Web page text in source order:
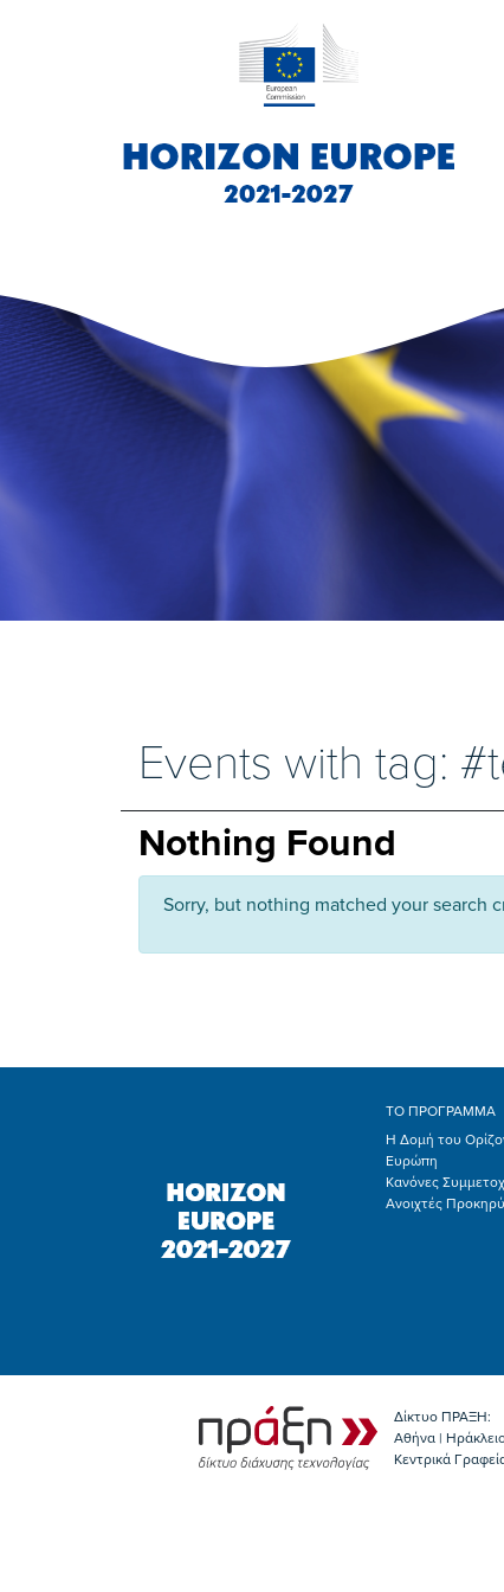
Events with tag:
Nothing Found
Sorry, but nothing matched your search
ΤΟ ΠΡΟΓΡΑΜΜΑ
Η Δομή του
Ευρώπη
Κανόνες
Ανοιχτές
Δίκτυο ΠΡΑΞΗ:
Αθήνα |
Κεντρικά